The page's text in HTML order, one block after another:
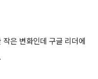
은 변화인데 구글 리더에